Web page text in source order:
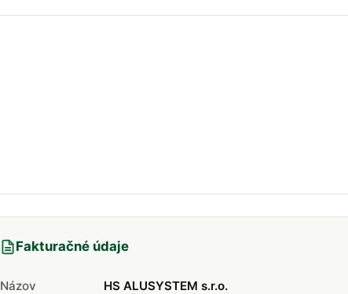
Fakturačné údaje
Názov HS ALUSYSTEM s.r.o.